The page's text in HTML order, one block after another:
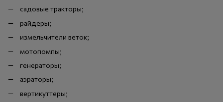
садовые тракторы;
райдеры;
измельчители веток;
мотопомпы;
генераторы;
аэраторы;
вертикуттеры;